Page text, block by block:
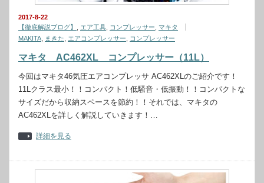
2017-8-22
【徹底解説ブログ】
エア工具 コンプレッサー
マキタ
MAKITA
まきた エアコンプレッサー コンプレッサー
マキタ AC462XL コンプレッサー（11L）
今回はマキタ46気圧エアコンプレッサ AC462XLのご紹介です！
11Lクラス最小！！コンパクト！低騒音・低振動！！コンパクトな
サイズだから収納スペースを節約！！それでは、マキタの
AC462XLを詳しく解説していきます！…
詳細を見る